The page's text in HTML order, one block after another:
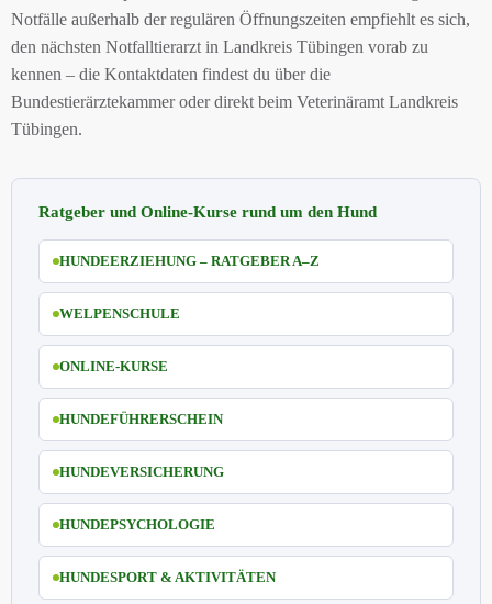
Notfälle außerhalb der regulären Öffnungszeiten empfiehlt es sich,
den nächsten Notfalltierarzt in Landkreis Tübingen vorab zu
kennen – die Kontaktdaten findest du über die
Bundestierärztekammer oder direkt beim Veterinäramt Landkreis
Tübingen.
Ratgeber und Online-Kurse rund um den Hund
HUNDEERZIEHUNG – RATGEBER A–Z
WELPENSCHULE
ONLINE-KURSE
HUNDEFÜHRERSCHEIN
HUNDEVERSICHERUNG
HUNDEPSYCHOLOGIE
HUNDESPORT & AKTIVITÄTEN